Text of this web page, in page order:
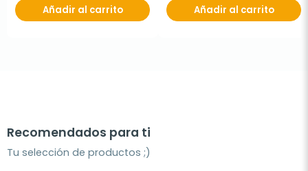
Añadir al carrito Añadir al carrito
Recomendados para ti
Tu selección de productos ;)